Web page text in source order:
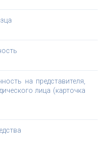
на представителя,
лица (карточка